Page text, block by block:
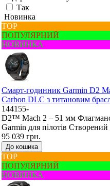
Так
Новинка
ТОР
ПОПУЛЯРНИЙ
НОВИНКА
Смарт-годинник Garmin D2
Carbon DLC з титановим
144155-
D2™ Mach 2 – 51 мм
Garmin для пілотів Створений
95 039 грн.
До кошика
ТОР
ПОПУЛЯРНИЙ
НОВИНКА